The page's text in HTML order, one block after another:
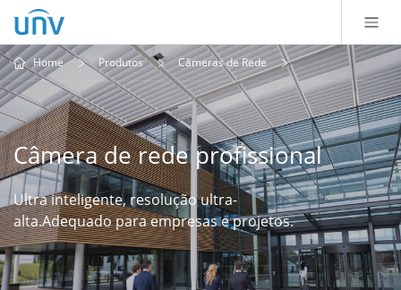
Home Produtos Câmeras de Rede
Câmera de rede profissional
Ultra inteligente, resolução ultra-
alta.Adequado para empresas e projetos.